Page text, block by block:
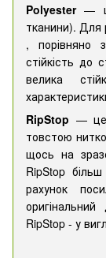
Polyester— це
тканини). Для
, порівняно
стійкість до
велика
RipStop — це
товстою
щось на
RipStop
рахунок
RipStop - у